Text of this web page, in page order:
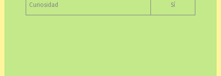
Curiosidad Sí